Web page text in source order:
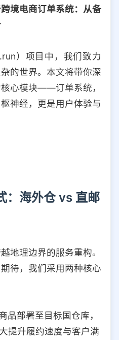
其他
境电商订单系统：从备
）项目中，我们致力
的世界。本文将带你深
心模块——订单系统，
神经，更是用户体验与
：海外仓 vs 直邮
地理边界的服务重构。
待，我们采用两种核心
品部署至目标国仓库，
提升履约速度与客户满